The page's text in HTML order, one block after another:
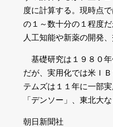
度に計算する。現時点
の１～数十分の１程度
人工知能や新薬の開発
基礎研究は１９８０年
だが、実用化では米Ｉ
テムズは１１年に一部
「デンソー」、東北大
朝日新聞社